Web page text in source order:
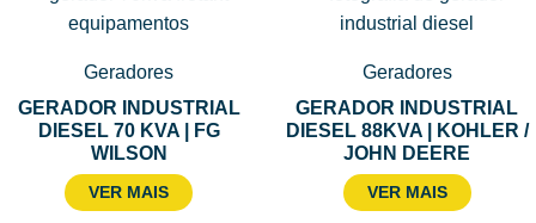
Geradores
GERADOR INDUSTRIAL
DIESEL 70 KVA | FG
WILSON
VER MAIS
Geradores
GERADOR INDUSTRIAL
DIESEL 88KVA | KOHLER /
JOHN DEERE
VER MAIS